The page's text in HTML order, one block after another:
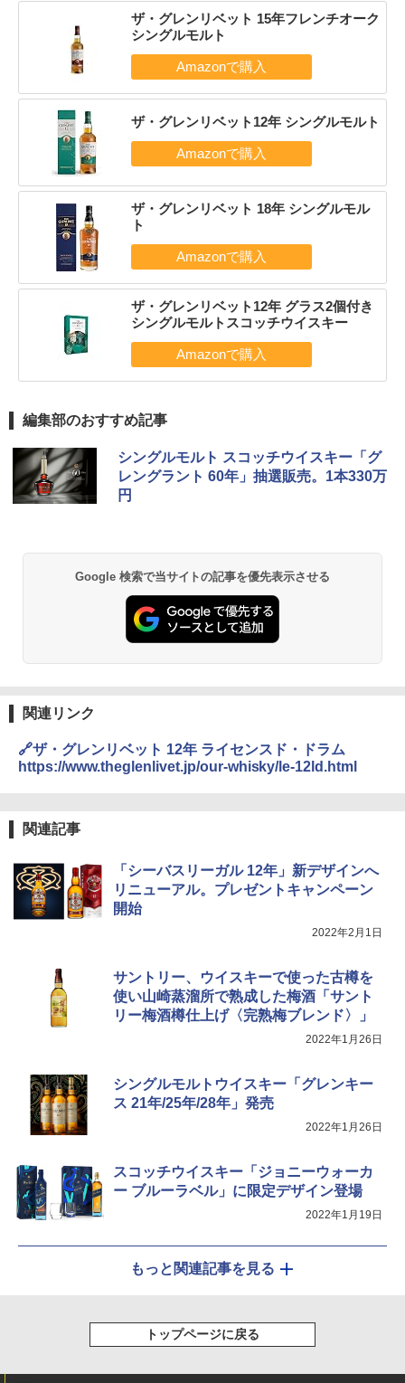
ザ・グレンリベット 15年フレンチオーク
シングルモルト
ザ・グレンリベット12年 シングルモルト
ザ・グレンリベット 18年 シングルモル
ト
ザ・グレンリベット12年 グラス2個付き
シングルモルトスコッチウイスキー
編集部のおすすめ記事
シングルモルト スコッチウイスキー「グ
レングラント 60年」抽選販売。1本330万
円
Google 検索で当サイトの記事を優先表示させる
関連リンク
🔗ザ・グレンリベット 12年 ライセンスド・ドラム
https://www.theglenlivet.jp/our-whisky/le-12ld.html
関連記事
「シーバスリーガル 12年」新デザインへ
リニューアル。プレゼントキャンペーン
開始
2022年2月1日
サントリー、ウイスキーで使った古樽を
使い山崎蒸溜所で熟成した梅酒「サント
リー梅酒樽仕上げ〈完熟梅ブレンド〉」
2022年1月26日
シングルモルトウイスキー「グレンキー
ス 21年/25年/28年」発売
2022年1月26日
スコッチウイスキー「ジョニーウォーカ
ー ブルーラベル」に限定デザイン登場
2022年1月19日
もっと関連記事を見る
トップページに戻る